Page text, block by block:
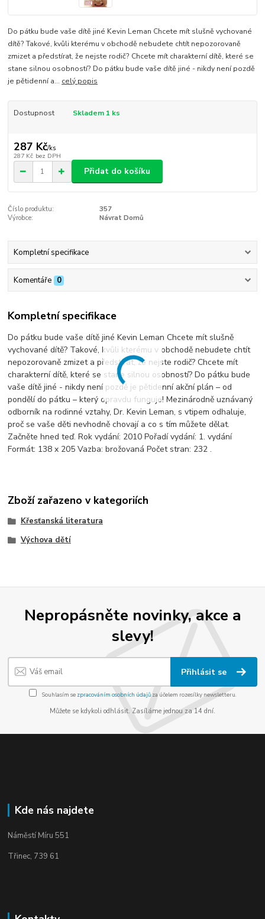
Do pátku bude vaše dítě jiné Kevin Leman Chcete mít slušně vychované
dítě? Takové, kvůli kterému v obchodě nebudete chtít nepozorovaně
zmizet a předstírat, že nejste rodič? Chcete mít charakterní dítě, které se
stane silnou osobností? Do pátku bude vaše dítě jiné - nikdy není pozdě
je pětidenní a... celý popis
Dostupnost Skladem 1 ks
287 Kč/ks
287 Kč bez DPH
Přidat do košíku
Číslo produktu:
357
Výrobce:
Návrat Domů
Kompletní specifikace
Komentáře 0
Kompletní specifikace
Do pátku bude vaše dítě jiné Kevin Leman Chcete mít slušně
vychované dítě? Takové, kvůli kterému v obchodě nebudete chtít
nepozorovaně zmizet a předstírat, že nejste rodič? Chcete mít
charakterní dítě, které se stane silnou osobností? Do pátku bude
vaše dítě jiné - nikdy není pozdě je pětidenní akční plán – od
pondělí do pátku – který opravdu funguje! Mezinárodně uznávaný
odborník na rodinné vztahy, Dr. Kevin Leman, s vtipem odhaluje,
proč se vaše děti nevhodně chovají a co s tím můžete dělat.
Začněte hned teď. Rok vydání: 2010 Pořadí vydání: 1. vydání
Formát: 138 x 205 Vazba: brožovaná Počet stran: 232 .
Zboží zařazeno v kategoriích
Křesťanská literatura
Výchova dětí
Nepropásněte novinky, akce a
slevy!
Přihlásit se
Souhlasím se zpracováním osobních údajůza účelem rozesílky newsletteru.
Můžete se kdykoli odhlásit. Zasíláme jednou za 14 dní.
Kde nás najdete
Náměstí Míru 551
Třinec, 739 61